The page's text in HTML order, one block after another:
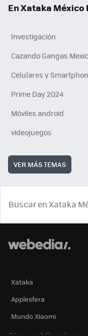
En Xataka
Investigación
Cazando Gangas
Celulares y
Prime Day 2024
Móviles android
videojuegos
VER MÁS TEMAS
Xataka
Applesfera
Mundo Xiaomi